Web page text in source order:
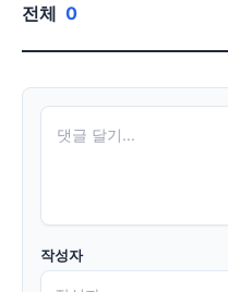
전체 0
작성자